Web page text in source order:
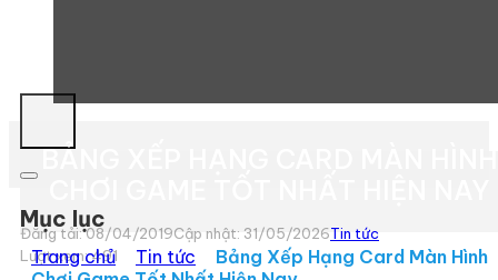
BẢNG XẾP HẠNG CARD MÀN HÌNH
Trang chủ» Tin tức
Bảng Xếp Hạng Card Màn Hình
Đăng tải: 08/04/2019Cập nhật: 31/05/2026Tin tức
Lượt xem: 491
Mục lục